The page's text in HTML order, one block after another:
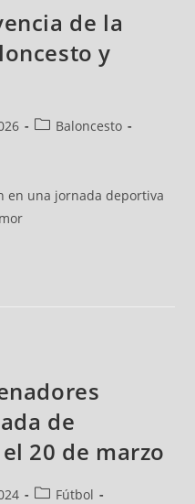
de la
y
Baloncesto
en una jornada deportiva
de
20 de marzo
Fútbol